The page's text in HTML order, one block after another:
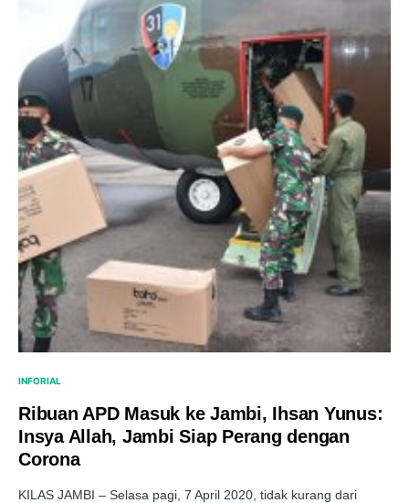
INFORIAL
Ribuan APD Masuk ke Jambi, Ihsan Yunus:
Insya Allah, Jambi Siap Perang dengan
Corona
KILAS JAMBI – Selasa pagi, 7 April 2020, tidak kurang dari